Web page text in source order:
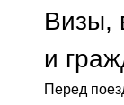
Визы,
и
Перед